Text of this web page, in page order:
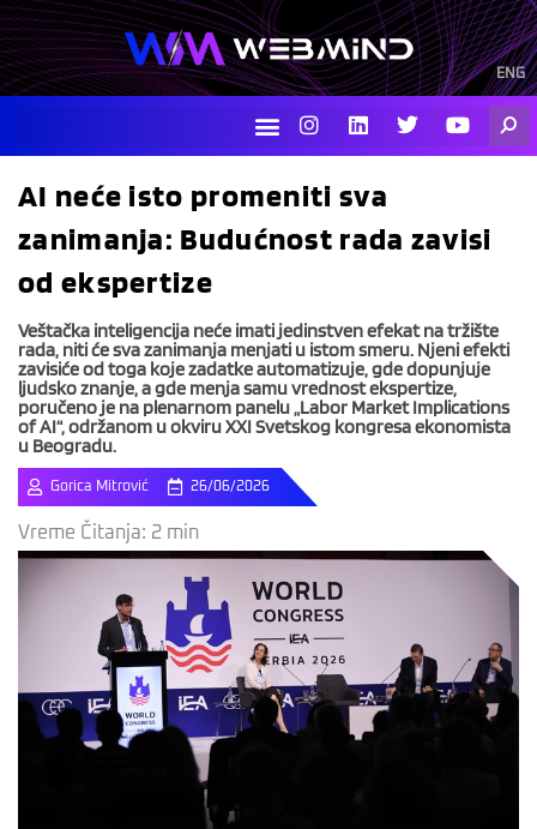
Skip
to
content
ENG
I
n
s
a
r
L
i
n
e
i
T
w
i
r
Y
o
u
e
AI neće isto promeniti sva
zanimanja: Budućnost rada zavisi
od ekspertize
Veštačka inteligencija neće imati jedinstven efekat na tržište
rada, niti će sva zanimanja menjati u istom smeru. Njeni efekti
zavisiće od toga koje zadatke automatizuje, gde dopunjuje
ljudsko znanje, a gde menja samu vrednost ekspertize,
poručeno je na plenarnom panelu „Labor Market Implications
of AI“, održanom u okviru XXI Svetskog kongresa ekonomista
u Beogradu.
Gorica Mitrović 26/06/2026
Vreme Čitanja: 2 min